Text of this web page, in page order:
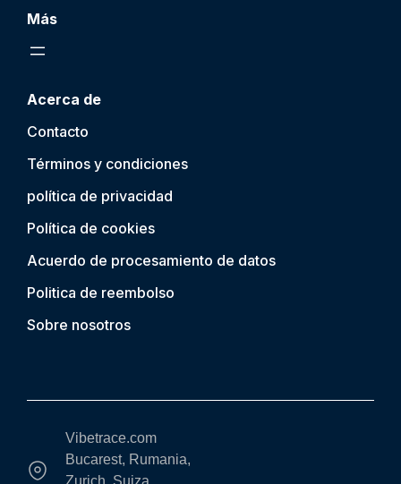
Más
Acerca de
Contacto
Términos y condiciones
política de privacidad
Política de cookies
Acuerdo de procesamiento de datos
Politica de reembolso
Sobre nosotros
Vibetrace.com
Bucarest, Rumania,
Zurich, Suiza,